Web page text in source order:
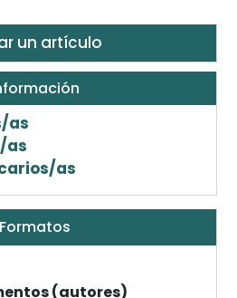
un artículo
as
as
as
Formatos
(autores)